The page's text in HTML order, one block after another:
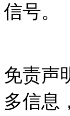
信号。
免责声
多信息